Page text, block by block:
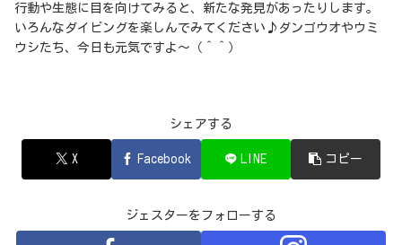
行動や生態に目を向けてみると、新たな発見があったりします。
いろんなダイビングを楽しんでみてください♪ダンゴウオやウミ
ウシたち、今日も元気ですよ～（＾＾）
シェアする
X Facebook LINE コピー
ジェスターをフォローする